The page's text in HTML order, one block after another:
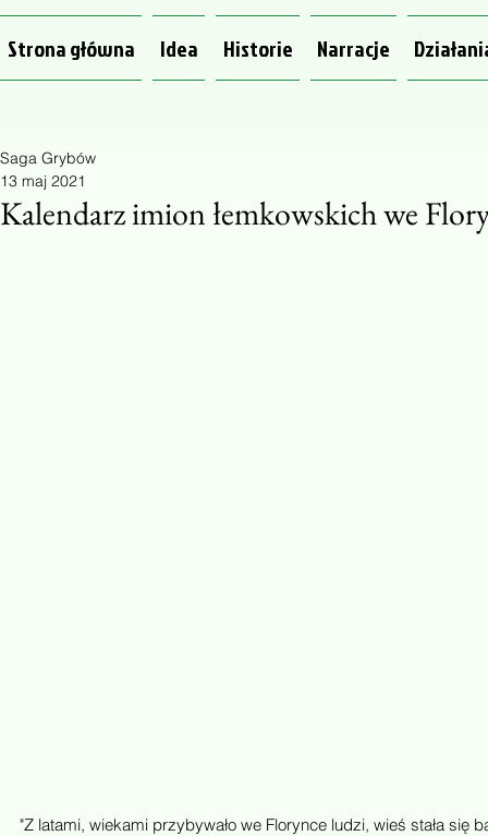
Strona główna Idea Historie Narracje
Kalendarz imion łemkowskich we
Saga Grybów
13 maj 2021
"Z latami, wiekami przybywało we Florynce ludzi, wieś stała się